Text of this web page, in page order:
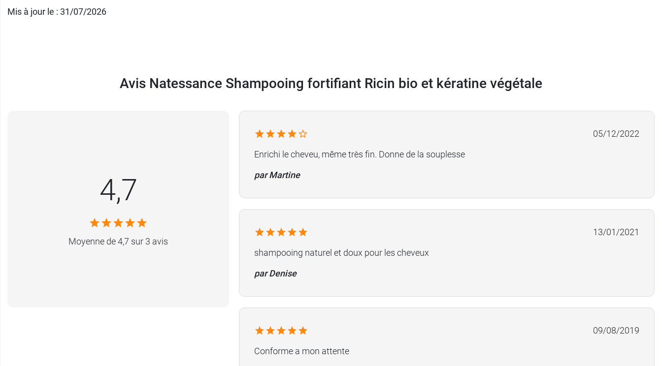
Mis à jour le : 31/07/2026
Avis Natessance Shampooing fortifiant Ricin bio et kératine végétale
4,7
Moyenne de 4,7 sur 3 avis
05/12/2022
Enrichi le cheveu, même très fin. Donne de la souplesse
par Martine
13/01/2021
shampooing naturel et doux pour les cheveux
par Denise
09/08/2019
Conforme a mon attente